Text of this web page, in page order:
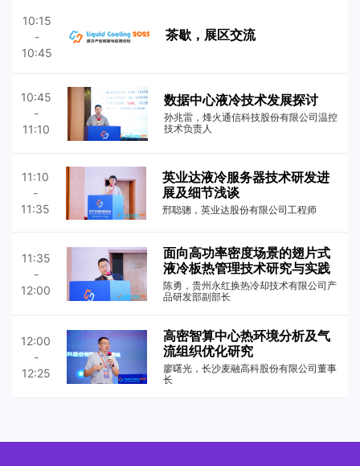
10:15
-
10:45
茶歇，展区交流
10:45
-
11:10
数据中心液冷技术发展探讨
孙兆雷，烽火通信科技股份有限公司温控
技术负责人
11:10
-
11:35
英业达液冷服务器技术研发进
展及细节浅谈
邢聪骢，英业达股份有限公司工程师
11:35
-
12:00
面向高功率密度场景的翅片式
液冷板热管理技术研究与实践
陈勇，贵州永红换热冷却技术有限公司产
品研发部副部长
12:00
-
12:25
高密智算中心热环境分析及气
流组织优化研究
廖曙光，长沙麦融高科股份有限公司董事
长